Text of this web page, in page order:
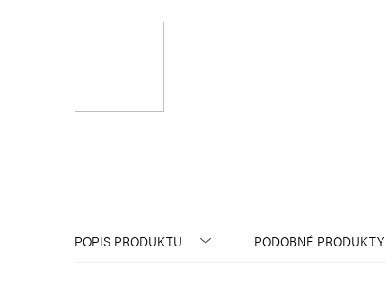
POPIS PRODUKTU PODOBNÉ PRODUKTY